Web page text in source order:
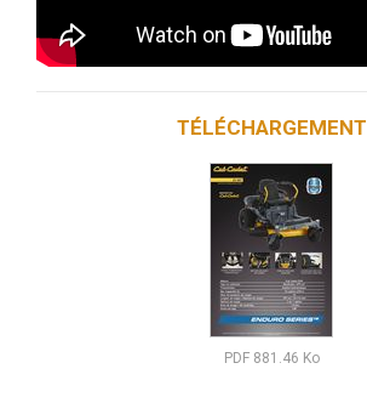
TÉLÉCHARGEMENT
PDF881.46 Ko